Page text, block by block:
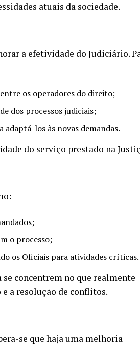
atuais da sociedade.
a efetividade do Judiciário.
os operadores do direito;
dos processos judiciais;
los às novas demandas.
do serviço prestado na
o processo;
os Oficiais para atividades críticas.
concentrem no que realmente
a resolução de conflitos.
se que haja uma melhoria